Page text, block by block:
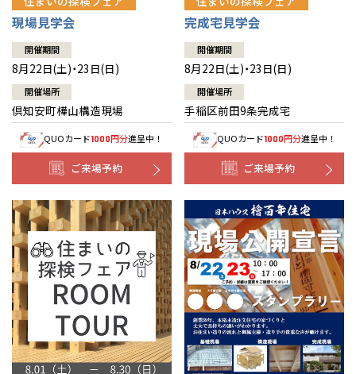
現場見学会
開催期間
8月22日(土)・23日(日)
開催場所
倶知安町樺山構造現場
QUOカード1000円分進呈中！
ご来場予約
完成宅見学会
開催期間
8月22日(土)・23日(日)
開催場所
手稲区前田9条完成宅
QUOカード1000円分進呈中！
ご来場予約
道南
道東
岩手
山形
宮城
福島
山梨
長野
富山
石川
福井
東京
神奈川
埼玉
千葉
茨城
栃木
群馬
東海
愛知
岐阜
静岡
三重
近畿
大阪
京都
兵庫
奈良
滋賀
和歌山
中国・四国
岡山
香川
愛媛
鳥取
島根
広島
九州
福岡
佐賀
熊本
大分
宮崎
分譲マンション
※現住所のある都道府県以外の建築予定地の方でも現住所の有るお近
くの展示場又は店舗にお問合せください。移住の計画の方もご相談対
応します。お気軽にご相談ください。
道北
道南
道東
釧路
秋田県
秋田
岩手県
山形県
宮城県
仙台
福島県
会津
長岡
山梨県
長野県
富山県
富山
石川県
福井県
福井
東京都
神奈川県
相模
埼玉県
埼玉
千葉県
千葉
柏
茨城県
水戸
栃木県
宇都宮
小山
群馬県
群馬
伊勢崎
東海
愛知県
岐阜県
岐阜
静岡県
三重県
四日市
近畿
大阪府
大阪
京都府
京都
兵庫県
姫路
奈良県
奈良
中国・四国
岡山県
岡山
愛媛県
松山
九州
福岡県
福岡
佐賀県
佐賀
熊本県
熊本
大分県
大分
宮崎県
宮崎
鹿児島県
鹿児島